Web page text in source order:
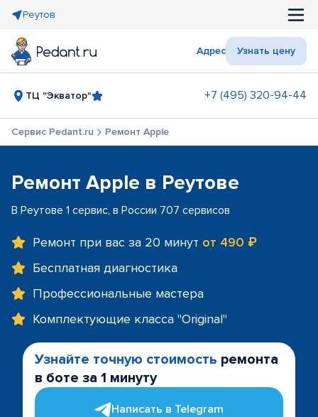
Реутов
Адрес Узнать цену
ТЦ "Экватор" +7 (495) 320-94-44
Сервис Pedant.ru Ремонт Apple
Ремонт Apple в Реутове
В Реутове 1 сервис, в России 707 сервисов
Ремонт при вас за 20 минут от 490 ₽
Бесплатная диагностика
Профессиональные мастера
Комплектующие класса "Original"
Узнайте точную стоимость ремонта
в боте за 1 минуту
Написать в Telegram